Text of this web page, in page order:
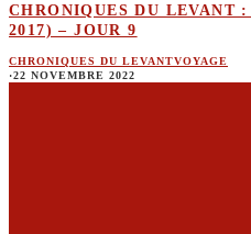
CHRONIQUES DU LEVANT
2017) – JOUR 9
CHRONIQUES DU LEVANTVOYAGE
·22 NOVEMBRE 2022